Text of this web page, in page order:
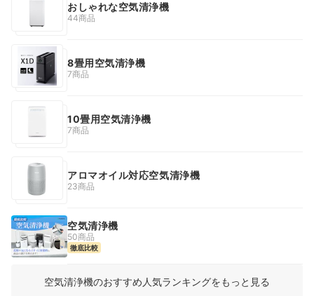
おしゃれな空気清浄機
44商品
8畳用空気清浄機
7商品
10畳用空気清浄機
7商品
アロマオイル対応空気清浄機
23商品
空気清浄機
50商品
徹底比較
空気清浄機のおすすめ人気ランキングをもっと見る